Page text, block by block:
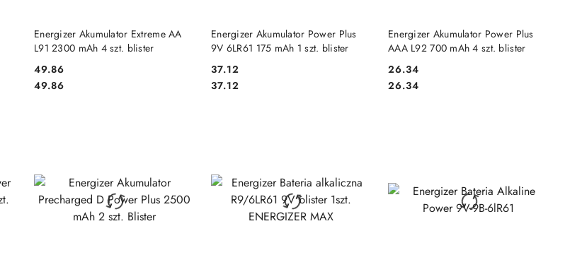
Energizer Akumulator Extreme AA
L91 2300 mAh 4 szt. blister
Cena:
49.86
Cena:
49.86
DO KOSZYKA
Energizer Akumulator Power Plus
9V 6LR61 175 mAh 1 szt. blister
Cena:
37.12
Cena:
37.12
DO KOSZYKA
Energizer Akumulator Power Plus
AAA L92 700 mAh 4 szt. blister
Cena:
26.34
Cena:
26.34
DO KOSZYKA